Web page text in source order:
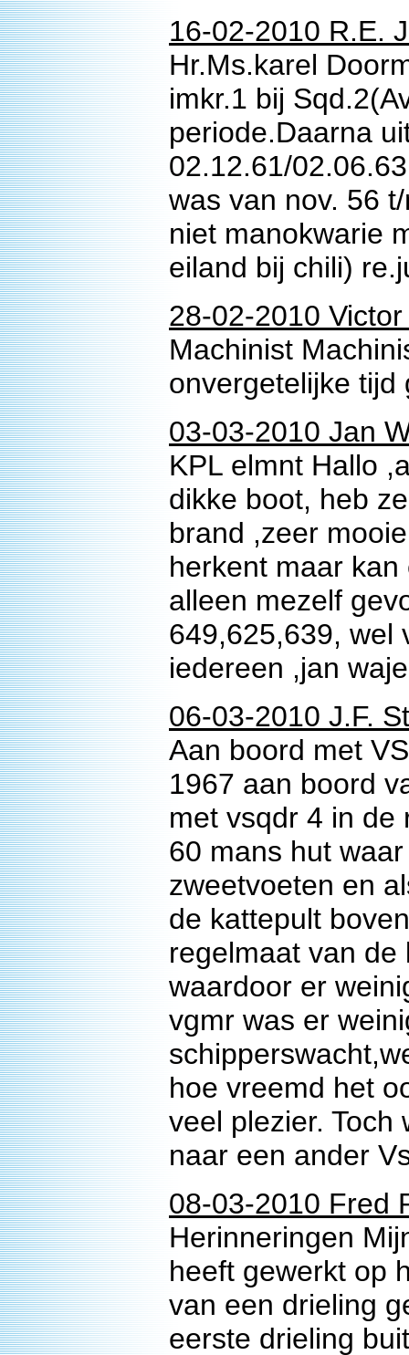
16-02-2010 R.E.
Hr.Ms.karel
imkr.1 bij
periode.Daarna
02.12.61/
was van nov. 56
niet manokwarie
eiland bij chili)
28-02-2010 Victor
Machinist
onvergetelijke
03-03-2010 Jan
KPL elmnt Hallo
dikke boot, heb
brand ,zeer
herkent maar
alleen mezelf
649,625,639, wel
iedereen ,jan
06-03-2010 J.F.
Aan boord met
1967 aan boord
met vsqdr 4 in de
60 mans hut
zweetvoeten en
de kattepult
regelmaat van
waardoor er
vgmr was er
hoe vreemd het
veel plezier. Toch
naar een ander
08-03-2010 Fred
Herinneringen
heeft gewerkt op
van een drieling
eerste drieling